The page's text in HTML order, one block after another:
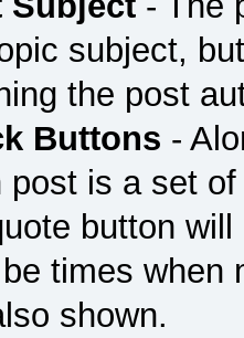
subject,
the post
Buttons -
post is a set
button
times when
shown.